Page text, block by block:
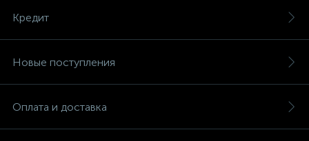
Кредит
Новые поступления
Оплата и доставка